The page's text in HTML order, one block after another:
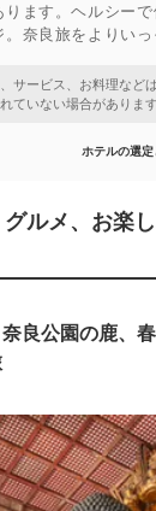
ます。ヘルシー
奈良旅をよりい
ホテルの選
ルメ、お楽
良公園の鹿、